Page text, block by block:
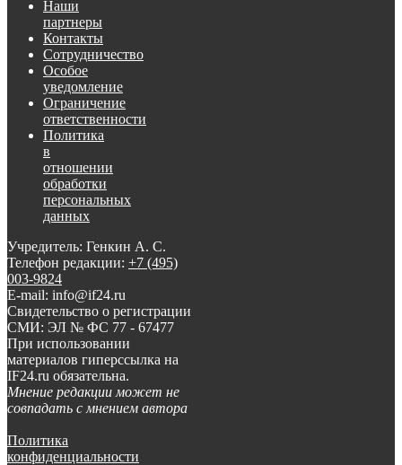
Наши
партнеры
Контакты
Сотрудничество
Особое
уведомление
Ограничение
ответственности
Политика
в
отношении
обработки
персональных
данных
Учредитель: Генкин А. С.
Телефон редакции: +7 (495)
003-9824
E-mail: info@if24.ru
Свидетельство о регистрации
СМИ: ЭЛ № ФС 77 - 67477
При использовании
материалов гиперссылка на
IF24.ru обязательна.
Мнение редакции может не
совпадать с мнением автора
Политика
конфиденциальности